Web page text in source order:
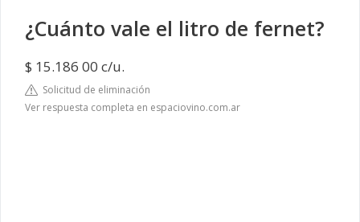
¿Cuánto vale el litro de fernet?
$ 15.186 00 c/u.
Solicitud de eliminación
Ver respuesta completa en espaciovino.com.ar